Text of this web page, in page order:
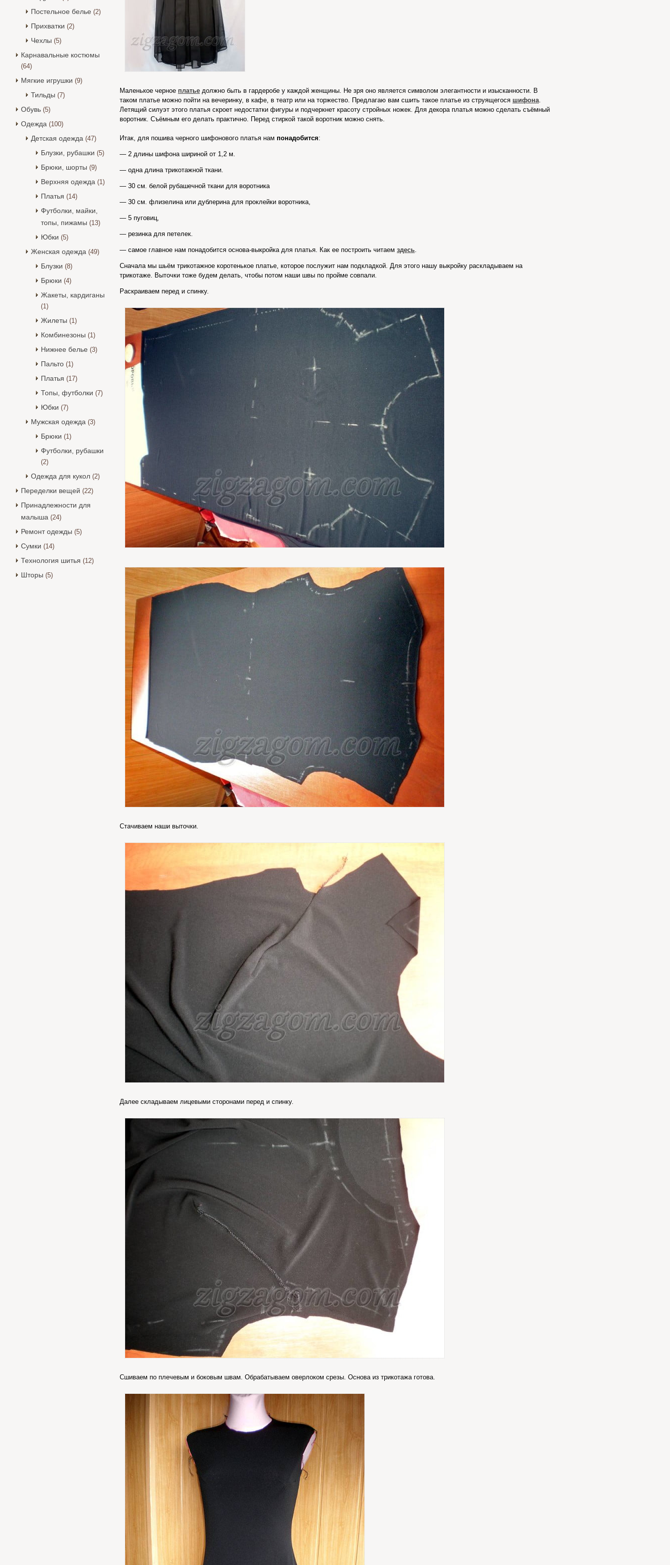
Постельное белье (2)
Прихватки (2)
Чехлы (5)
Карнавальные костюмы
(64)
Мягкие игрушки (9)
Тильды (7)
Обувь (5)
Одежда (100)
Детская одежда (47)
Блузки, рубашки (5)
Брюки, шорты (9)
Верхняя одежда (1)
Платья (14)
Футболки, майки,
топы, пижамы (13)
Юбки (5)
Женская одежда (49)
Блузки (8)
Брюки (4)
Жакеты, кардиганы
(1)
Жилеты (1)
Комбинезоны (1)
Нижнее белье (3)
Пальто (1)
Платья (17)
Топы, футболки (7)
Юбки (7)
Мужская одежда (3)
Брюки (1)
Футболки, рубашки
(2)
Одежда для кукол (2)
Переделки вещей (22)
Принадлежности для
малыша (24)
Ремонт одежды (5)
Сумки (14)
Технология шитья (12)
Шторы (5)
Маленькое черное платье должно быть в гардеробе у каждой женщины. Не зря оно является символом элегантности и изысканности. В
таком платье можно пойти на вечеринку, в кафе, в театр или на торжество. Предлагаю вам сшить такое платье из струящегося шифона.
Летящий силуэт этого платья скроет недостатки фигуры и подчеркнет красоту стройных ножек. Для декора платья можно сделать съёмный
воротник. Съёмным его делать практично. Перед стиркой такой воротник можно снять.
Итак, для пошива черного шифонового платья нам понадобится:
— 2 длины шифона шириной от 1,2 м.
— одна длина трикотажной ткани.
— 30 см. белой рубашечной ткани для воротника
— 30 см. флизелина или дублерина для проклейки воротника,
— 5 пуговиц,
— резинка для петелек.
— самое главное нам понадобится основа-выкройка для платья. Как ее построить читаем здесь.
Сначала мы шьём трикотажное коротенькое платье, которое послужит нам подкладкой. Для этого нашу выкройку раскладываем на
трикотаже. Выточки тоже будем делать, чтобы потом наши швы по пройме совпали.
Раскраиваем перед и спинку.
Стачиваем наши выточки.
Далее складываем лицевыми сторонами перед и спинку.
Сшиваем по плечевым и боковым швам. Обрабатываем оверлоком срезы. Основа из трикотажа готова.